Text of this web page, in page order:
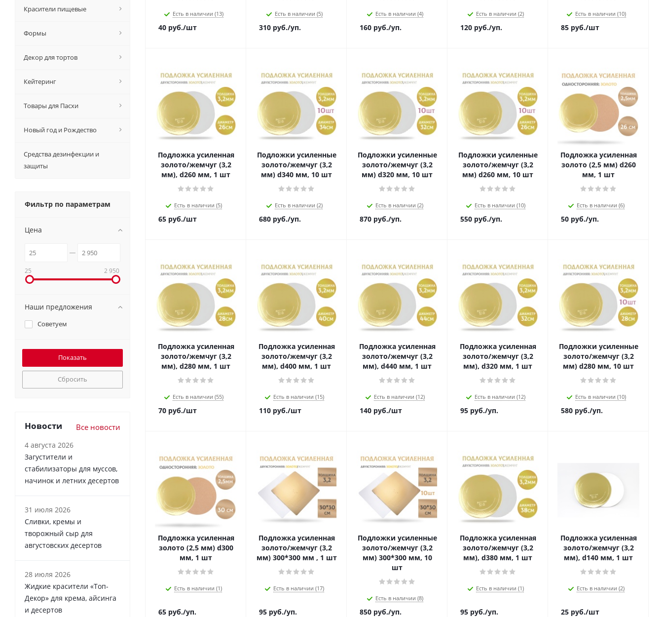
Есть в наличии (13)
40 руб./шт
Есть в наличии (5)
310 руб./уп.
Есть в наличии (4)
160 руб./уп.
Есть в наличии (2)
120 руб./уп.
Есть в наличии (10)
85 руб./шт
Подложка усиленная
золото/жемчуг (3,2
мм), d260 мм, 1 шт
Есть в наличии (5)
65 руб./шт
Подложки усиленные
золото/жемчуг (3,2
мм) d340 мм, 10 шт
Есть в наличии (2)
680 руб./уп.
Подложки усиленные
золото/жемчуг (3,2
мм) d320 мм, 10 шт
Есть в наличии (2)
870 руб./уп.
Подложки усиленные
золото/жемчуг (3,2
мм) d260 мм, 10 шт
Есть в наличии (10)
550 руб./уп.
Подложка усиленная
золото (2,5 мм) d260
мм, 1 шт
Есть в наличии (6)
50 руб./уп.
Подложка усиленная
золото/жемчуг (3,2
мм), d280 мм, 1 шт
Есть в наличии (55)
70 руб./шт
Подложка усиленная
золото/жемчуг (3,2
мм), d400 мм, 1 шт
Есть в наличии (15)
110 руб./шт
Подложка усиленная
золото/жемчуг (3,2
мм), d440 мм, 1 шт
Есть в наличии (12)
140 руб./шт
Подложка усиленная
золото/жемчуг (3,2
мм), d320 мм, 1 шт
Есть в наличии (12)
95 руб./уп.
Подложки усиленные
золото/жемчуг (3,2
мм) d280 мм, 10 шт
Есть в наличии (10)
580 руб./уп.
Подложка усиленная
золото (2,5 мм) d300
мм, 1 шт
Есть в наличии (1)
65 руб./уп.
Подложка усиленная
золото/жемчуг (3,2
мм) 300*300 мм , 1 шт
Есть в наличии (17)
95 руб./уп.
Подложки усиленные
золото/жемчуг (3,2
мм) 300*300 мм, 10
шт
Есть в наличии (8)
850 руб./уп.
Подложка усиленная
золото/жемчуг (3,2
мм), d380 мм, 1 шт
Есть в наличии (1)
95 руб./уп.
Подложка усиленная
золото/жемчуг (3,2
мм), d140 мм, 1 шт
Есть в наличии (2)
25 руб./шт
Красители пищевые
Формы
Декор для тортов
Кейтеринг
Товары для Пасхи
Новый год и Рождество
Средства дезинфекции и
защиты
Фильтр по параметрам
Цена
25 2 950
Наши предложения
Советуем
Сбросить
Новости Все новости
4 августа 2026
Загустители и
стабилизаторы для муссов,
начинок и летних десертов
31 июля 2026
Сливки, кремы и
творожный сыр для
августовских десертов
28 июля 2026
Жидкие красители «Топ-
Декор» для крема, айсинга
и десертов